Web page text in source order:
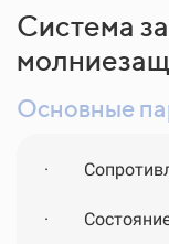
Система
Основные
·
·